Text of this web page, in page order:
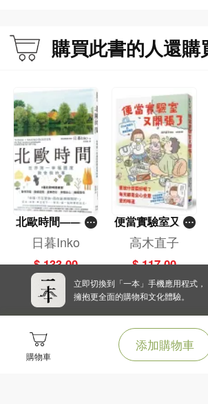
購物車
添加購物車
尊嚴
購買此書的人還購
北歐時間——世
界第一幸福國度
教會我的事
日暮Inko
$ 133.00
便當實驗室又開
張了——日日和
特別日的菜單挑
戰記
高木直子
$ 117.00
立即切換到「一本」手機應用程式，
擁抱更全面的購物和文化體驗。